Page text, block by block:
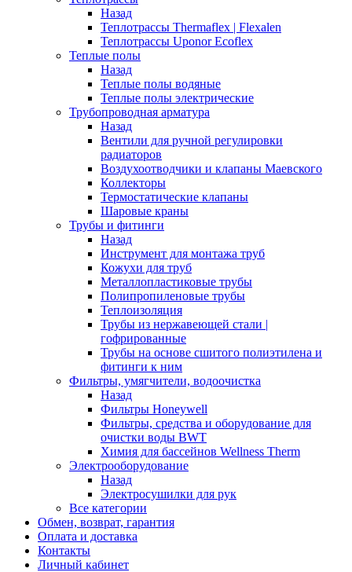
Назад
Теплотрассы Thermaflex | Flexalen
Теплотрассы Uponor Ecoflex
Теплые полы
Назад
Теплые полы водяные
Теплые полы электрические
Трубопроводная арматура
Назад
Вентили для ручной регулировки
радиаторов
Воздухоотводчики и клапаны Маевского
Коллекторы
Термостатические клапаны
Шаровые краны
Трубы и фитинги
Назад
Инструмент для монтажа труб
Кожухи для труб
Металлопластиковые трубы
Полипропиленовые трубы
Теплоизоляция
Трубы из нержавеющей стали |
гофрированные
Трубы на основе сшитого полиэтилена и
фитинги к ним
Фильтры, умягчители, водоочистка
Назад
Фильтры Honeywell
Фильтры, средства и оборудование для
очистки воды BWT
Химия для бассейнов Wellness Therm
Электрооборудование
Назад
Электросушилки для рук
Все категории
Обмен, возврат, гарантия
Оплата и доставка
Контакты
Личный кабинет